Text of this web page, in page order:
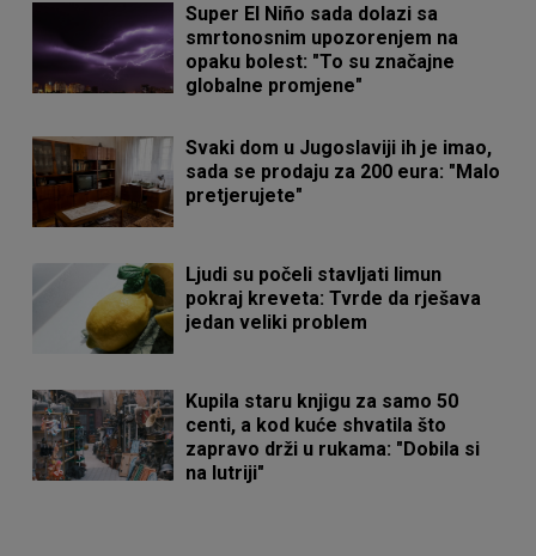
Super El Niño sada dolazi sa
smrtonosnim upozorenjem na
opaku bolest: "To su značajne
globalne promjene"
Svaki dom u Jugoslaviji ih je imao,
sada se prodaju za 200 eura: "Malo
pretjerujete"
Ljudi su počeli stavljati limun
pokraj kreveta: Tvrde da rješava
jedan veliki problem
Kupila staru knjigu za samo 50
centi, a kod kuće shvatila što
zapravo drži u rukama: "Dobila si
na lutriji"